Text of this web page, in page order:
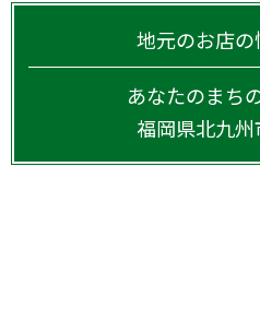
地元のお店の
あなたのまち
福岡県北九